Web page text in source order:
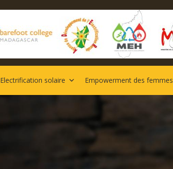
Electrification solaire Empowerment des femmes